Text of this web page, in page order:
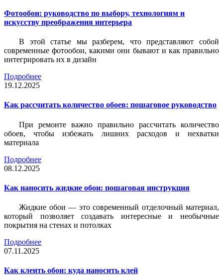
Фотообои: руководство по выбору, технологиям и
искусству преображения интерьера
В этой статье мы разберем, что представляют собой
современные фотообои, какими они бывают и как правильно
интегрировать их в дизайн
Подробнее
19.12.2025
Как рассчитать количество обоев: пошаговое руководство
При ремонте важно правильно рассчитать количество
обоев, чтобы избежать лишних расходов и нехватки
материала
Подробнее
08.12.2025
Как наносить жидкие обои: пошаговая инструкция
Жидкие обои — это современный отделочный материал,
который позволяет создавать интересные и необычные
покрытия на стенах и потолках
Подробнее
07.11.2025
Как клеить обои: куда наносить клей